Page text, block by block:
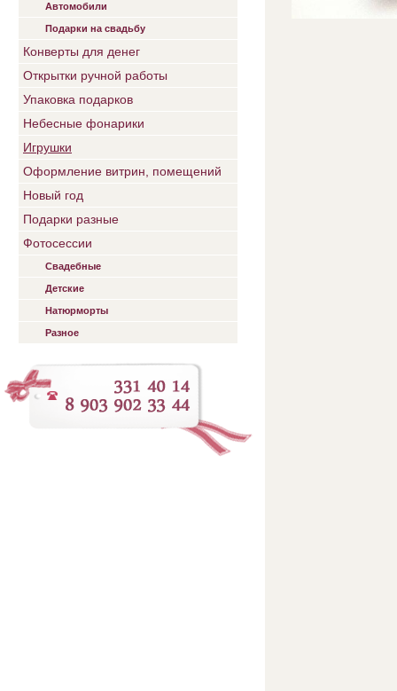
Автомобили
Подарки на свадьбу
Конверты для денег
Открытки ручной работы
Упаковка подарков
Небесные фонарики
Игрушки
Оформление витрин, помещений
Новый год
Подарки разные
Фотосессии
Свадебные
Детские
Натюрморты
Разное